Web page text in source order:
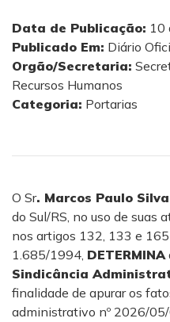
Data de Publicação: 10
Publicado Em: Diário
Orgão/Secretaria:
Recursos Humanos
Categoria: Portarias
O Sr. Marcos Paulo
do Sul/RS, no uso de suas
nos artigos 132, 133 e
1.685/1994, DETERMINA
Sindicância
finalidade de apurar os
administrativo nº 2026/